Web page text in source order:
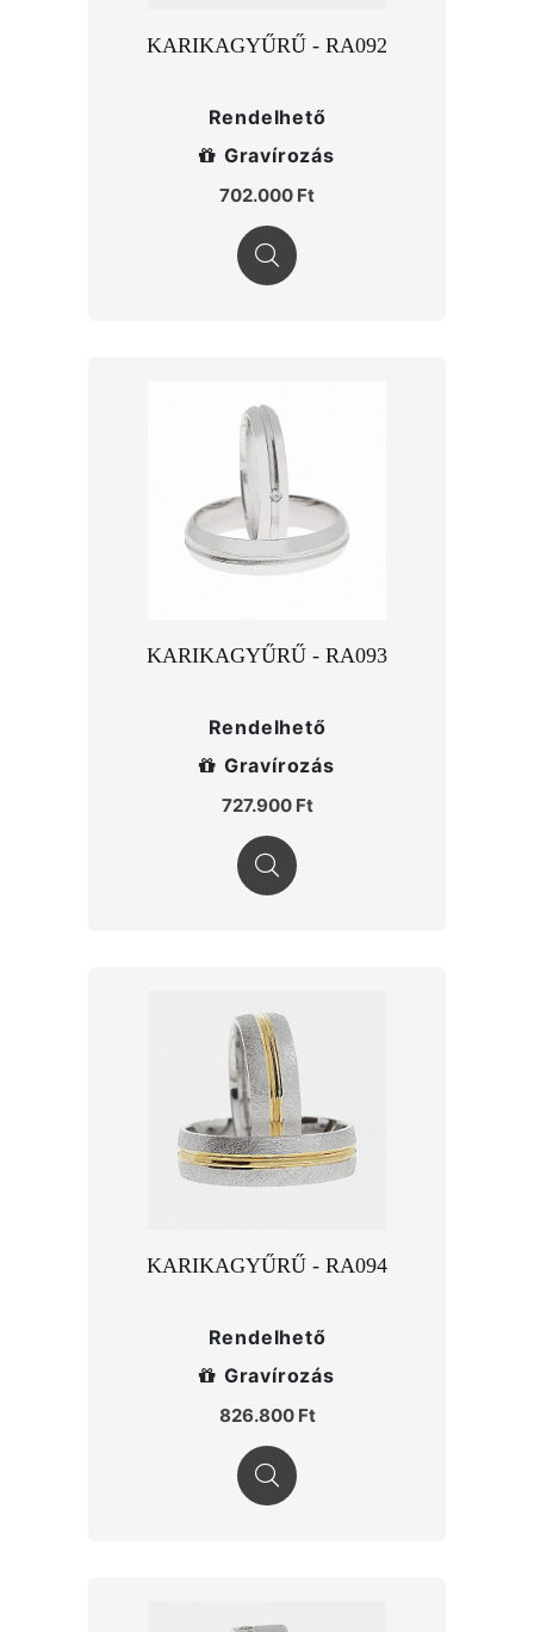
KARIKAGYŰRŰ - RA092
Rendelhető
Gravírozás
702.000 Ft
KARIKAGYŰRŰ - RA093
Rendelhető
Gravírozás
727.900 Ft
KARIKAGYŰRŰ - RA094
Rendelhető
Gravírozás
826.800 Ft